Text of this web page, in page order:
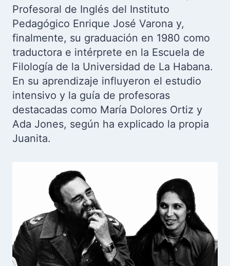
Profesoral de Inglés del Instituto
Pedagógico Enrique José Varona y,
finalmente, su graduación en 1980 como
traductora e intérprete en la Escuela de
Filología de la Universidad de La Habana.
En su aprendizaje influyeron el estudio
intensivo y la guía de profesoras
destacadas como María Dolores Ortiz y
Ada Jones, según ha explicado la propia
Juanita.